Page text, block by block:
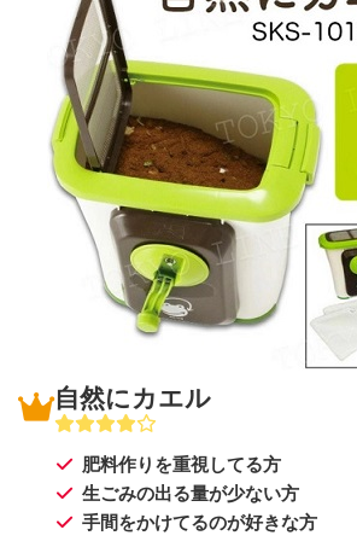
自然にカエル
肥料作りを重視してる方
生ごみの出る量が少ない方
手間をかけてるのが好きな方